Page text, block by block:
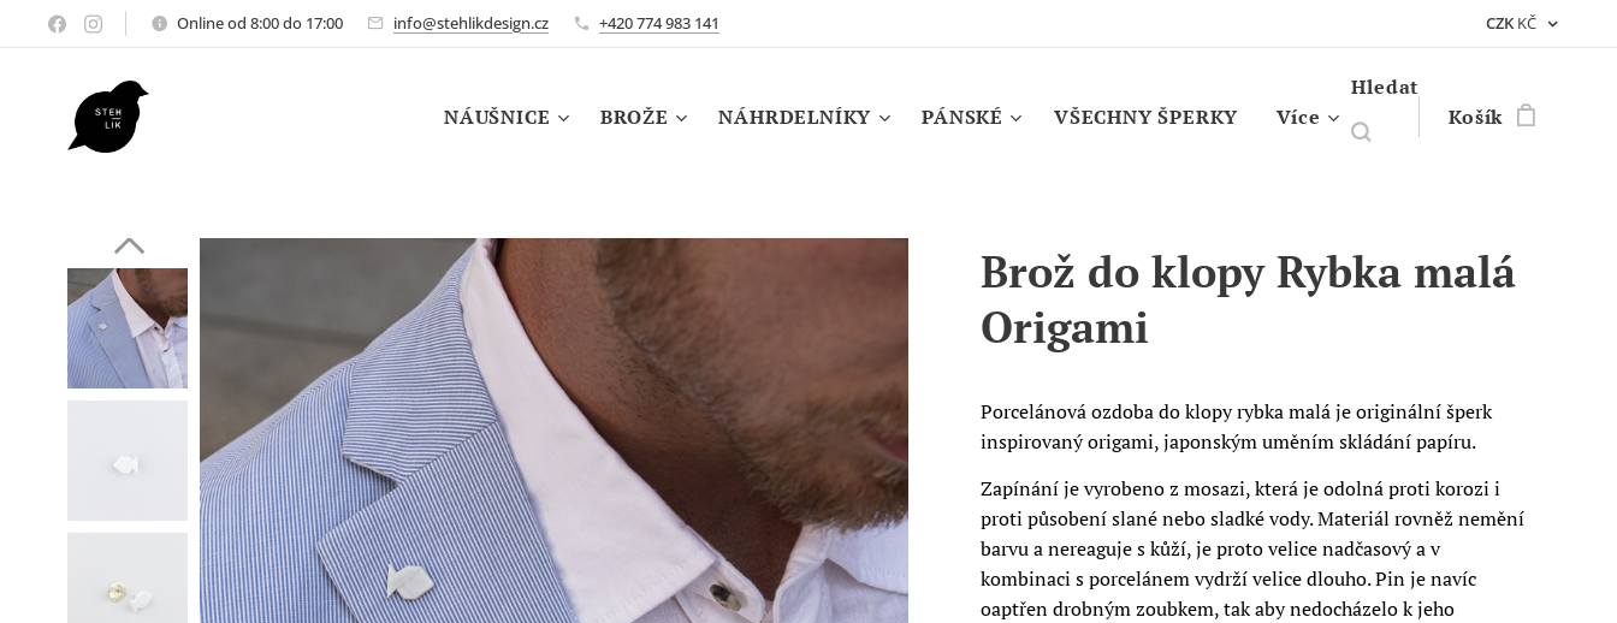
Online od 8:00 do 17:00 info@stehlikdesign.cz +420 774 983 141 CZK KČ
NÁUŠNICE BROŽE NÁHRDELNÍKY PÁNSKÉ VŠECHNY ŠPERKY Více
Hledat
Košík
Brož do klopy Rybka malá
Origami
Porcelánová ozdoba do klopy rybka malá je originální šperk
inspirovaný origami, japonským uměním skládání papíru.
Zapínání je vyrobeno z mosazi, která je odolná proti korozi i
proti působení slané nebo sladké vody. Materiál rovněž nemění
barvu a nereaguje s kůží, je proto velice nadčasový a v
kombinaci s porcelánem vydrží velice dlouho. Pin je navíc
oaptřen drobným zoubkem, tak aby nedocházelo k jeho